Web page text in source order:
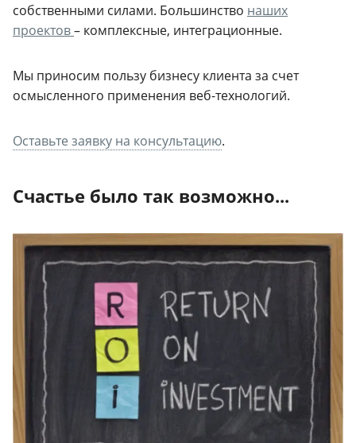
собственными силами. Большинство наших
проектов– комплексные, интеграционные.
Мы приносим пользу бизнесу клиента за счет
осмысленного применения веб-технологий.
Оставьте заявку на консультацию.
Счастье было так возможно...